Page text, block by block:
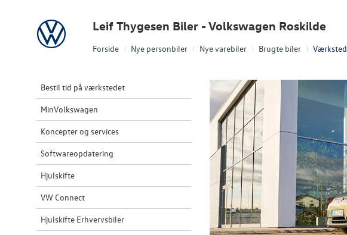
Forside Nye personbiler Nye varebiler Brugte biler Værksted
Volkswagen Leif Thygesen Biler - Volkswagen Roskilde
Bestil tid på værkstedet
MinVolkswagen
Koncepter og services
Softwareopdatering
Hjulskifte
VW Connect
Hjulskifte Erhvervsbiler